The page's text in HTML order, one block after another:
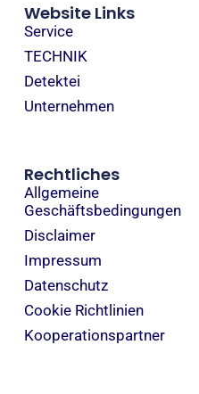
Website Links
Service
TECHNIK
Detektei
Unternehmen
Rechtliches
Allgemeine
Geschäftsbedingungen
Disclaimer
Impressum
Datenschutz
Cookie Richtlinien
Kooperationspartner